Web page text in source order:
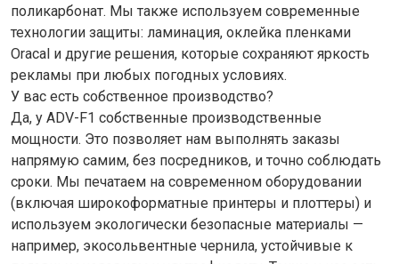
поликарбонат. Мы также используем современные
технологии защиты: ламинация, оклейка пленками
Oracal и другие решения, которые сохраняют яркость
рекламы при любых погодных условиях.
У вас есть собственное производство?
Да, у ADV-F1 собственные производственные
мощности. Это позволяет нам выполнять заказы
напрямую самим, без посредников, и точно соблюдать
сроки. Мы печатаем на современном оборудовании
(включая широкоформатные принтеры и плоттеры) и
используем экологически безопасные материалы —
например, экосольвентные чернила, устойчивые к